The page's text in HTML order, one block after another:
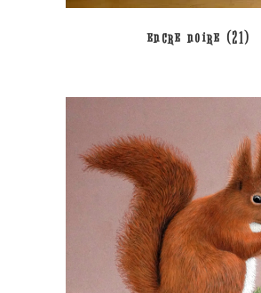
encre noire (21)